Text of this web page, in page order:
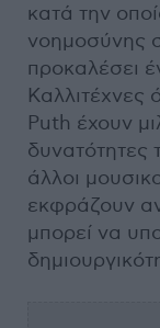
κατά την
νοημοσύνης
προκαλέσει
Καλλιτέχνες
Puth έχουν
δυνατότητες
άλλοι
εκφράζουν
μπορεί να